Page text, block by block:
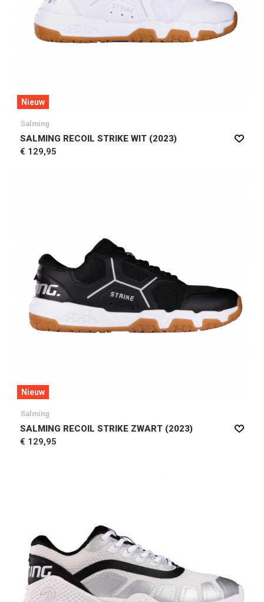
Nieuw
Salming
SALMING RECOIL STRIKE WIT (2023)
€ 129,95
Nieuw
Salming
SALMING RECOIL STRIKE ZWART (2023)
€ 129,95